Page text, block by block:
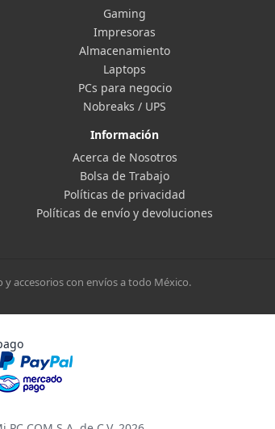
Gaming
Impresoras
Almacenamiento
Laptops
PCs para negocio
Nobreaks / UPS
Información
Acerca de Nosotros
Bolsa de Trabajo
Políticas de privacidad
Políticas de envío y devoluciones
y accesorios con envíos a todo México.